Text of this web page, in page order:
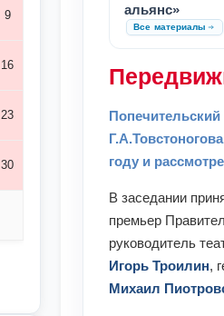
9
16
23
30
альянс»
Все материалы
году и
В заседании
премьер
руководитель
Игорь Троилин,
Михаил